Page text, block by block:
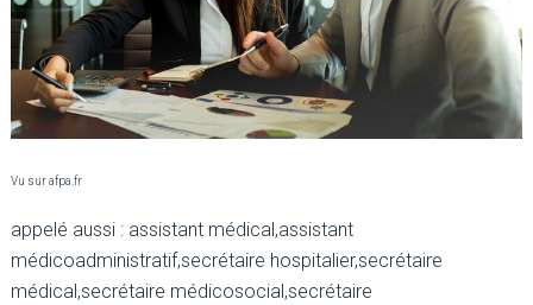
Vu sur afpa.fr
appelé aussi : assistant médical,assistant
médicoadministratif,secrétaire hospitalier,secrétaire
médical,secrétaire médicosocial,secrétaire